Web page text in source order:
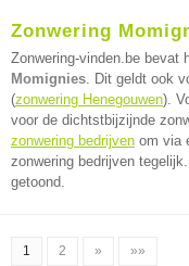
Zonwering
Zonwering-vinden.be bevat
Momignies. Dit geldt ook
(zonwering Henegouwen).
voor de dichtstbijzijnde
zonwering bedrijven om via
zonwering bedrijven
getoond.
1 2 » »»